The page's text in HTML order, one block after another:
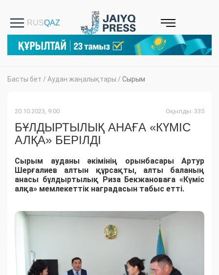
Басты бет / Аудан жаңалықтары / Сырым
20.10.2023, 9:00 Оқылды: 335
БҰЛДЫРТЫЛЫҚ АНАҒА «КҮМІС
АЛҚА» БЕРІЛДІ
Сырым ауданы әкімінің орынбасары Артур
Шерғалиев алтын құрсақты, алты баланың
анасы бұлдыртылық Риза Бекжановаға «Күміс
алқа» мемлекеттік наградасын табыс етті.​